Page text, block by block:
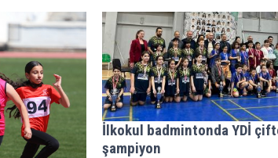
İlkokul badmintonda YDİ
şampiyon